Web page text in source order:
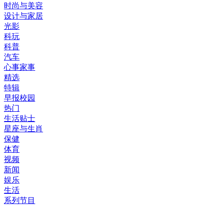
时尚与美容
设计与家居
光影
科玩
科普
汽车
心事家事
精选
特辑
早报校园
热门
生活贴士
星座与生肖
保健
体育
视频
新闻
娱乐
生活
系列节目